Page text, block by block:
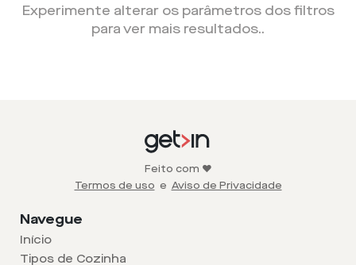
Experimente alterar os parâmetros dos filtros
para ver mais resultados..
Feito com ❤️
Termos de uso e Aviso de Privacidade
Navegue
Início
Tipos de Cozinha